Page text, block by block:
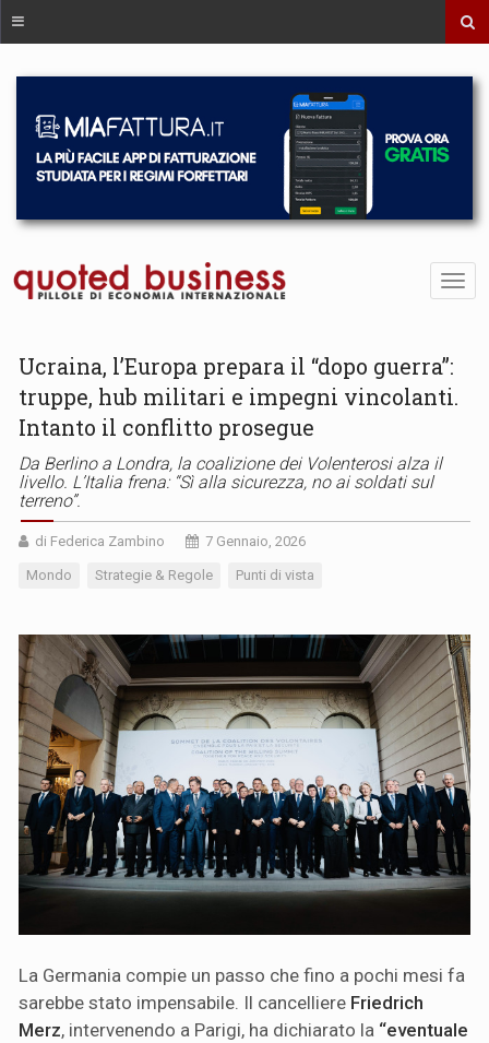
Ucraina, l’Europa prepara il “dopo guerra”:
truppe, hub militari e impegni vincolanti.
Intanto il conflitto prosegue
Da Berlino a Londra, la coalizione dei Volenterosi alza il
livello. L’Italia frena: “Sì alla sicurezza, no ai soldati sul
terreno”.
di Federica Zambino 7 Gennaio, 2026
Mondo Strategie & Regole Punti di vista
La Germania compie un passo che fino a pochi mesi fa
sarebbe stato impensabile. Il cancelliere Friedrich
Merz, intervenendo a Parigi, ha dichiarato la “eventuale